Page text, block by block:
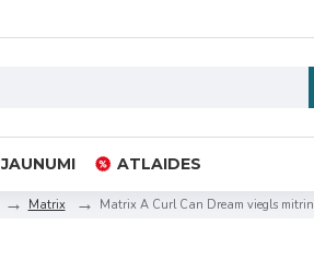
JAUNUMI ATLAIDES
Matrix Matrix A Curl Can Dream viegls